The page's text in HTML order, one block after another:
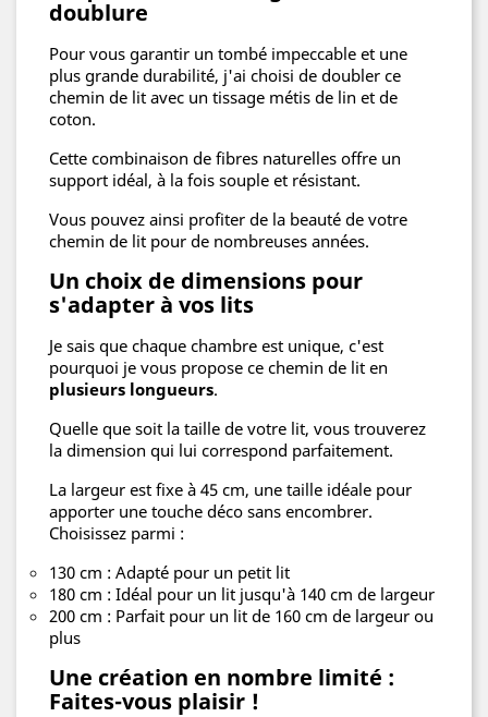
doublure
Pour vous garantir un tombé impeccable et une
plus grande durabilité, j'ai choisi de doubler ce
chemin de lit avec un tissage métis de lin et de
coton.
Cette combinaison de fibres naturelles offre un
support idéal, à la fois souple et résistant.
Vous pouvez ainsi profiter de la beauté de votre
chemin de lit pour de nombreuses années.
Un choix de dimensions pour
s'adapter à vos lits
Je sais que chaque chambre est unique, c'est
pourquoi je vous propose ce chemin de lit en
plusieurs longueurs.
Quelle que soit la taille de votre lit, vous trouverez
la dimension qui lui correspond parfaitement.
La largeur est fixe à 45 cm, une taille idéale pour
apporter une touche déco sans encombrer.
Choisissez parmi :
130 cm : Adapté pour un petit lit
180 cm : Idéal pour un lit jusqu'à 140 cm de largeur
200 cm : Parfait pour un lit de 160 cm de largeur ou
plus
Une création en nombre limité :
Faites-vous plaisir !